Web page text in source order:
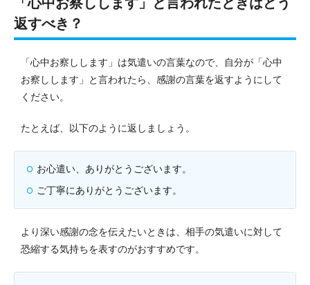
返すべき？
「心中お察しします」は気遣いの言葉なので、自分が「心中
お察しします」と言われたら、感謝の言葉を返すようにして
ください。
たとえば、以下のように返しましょう。
お心遣い、ありがとうございます。
ご丁寧にありがとうございます。
より深い感謝の念を伝えたいときは、相手の気遣いに対して
恐縮する気持ちを表すのがおすすめです。